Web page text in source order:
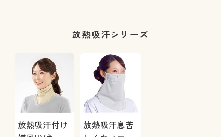
放熱吸汗シリーズ
放熱吸汗付け
放熱吸汗息苦